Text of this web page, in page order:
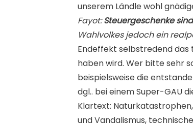
unserem Ländle wohl
Fayot:Steuergeschenke
Wahlvolkes jedoch ein
Endeffekt selbstredend
haben wird. Wer bitte sehr
beispielsweise die
dgl.. bei einem Super-GAU
Klartext:
und Vandalismus,